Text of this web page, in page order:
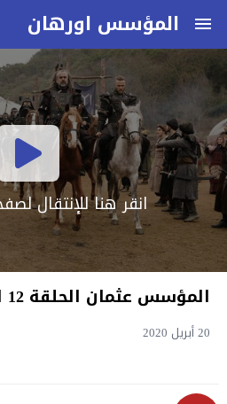
المؤسس اورهان
انقر هنا للإنتقال
المؤسس عثمان الحلقة 12 الثانية عشر مترجمة
20 أبريل 2020